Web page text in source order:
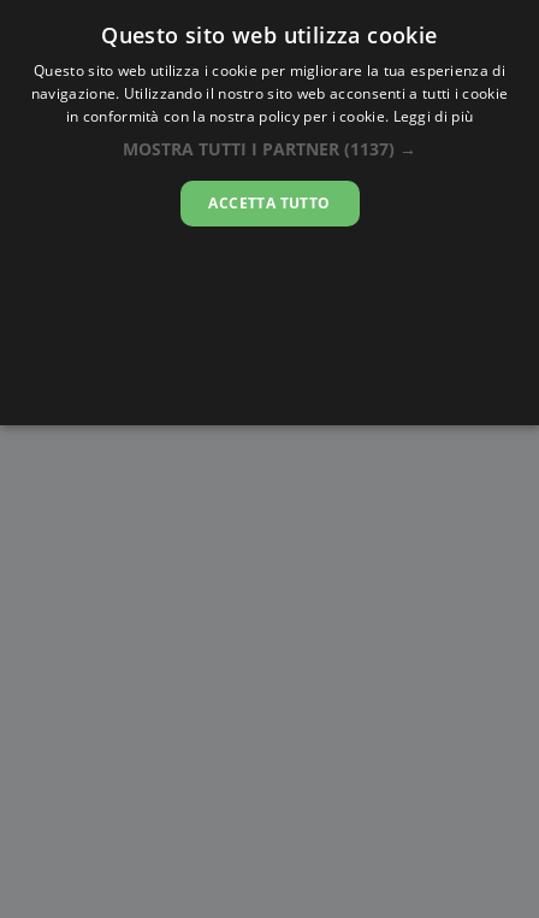
Oraesatta.co
Ora EsattaVladikavkaz
16:54:06
Questo sito web utilizza cookie
Questo sito web utilizza i cookie per migliorare la tua esperienza di
navigazione. Utilizzando il nostro sito web acconsenti a tutti i cookie
in conformità con la nostra policy per i cookie. Leggi di più
MOSTRA TUTTI I PARTNER (1137) →
ACCETTA TUTTO